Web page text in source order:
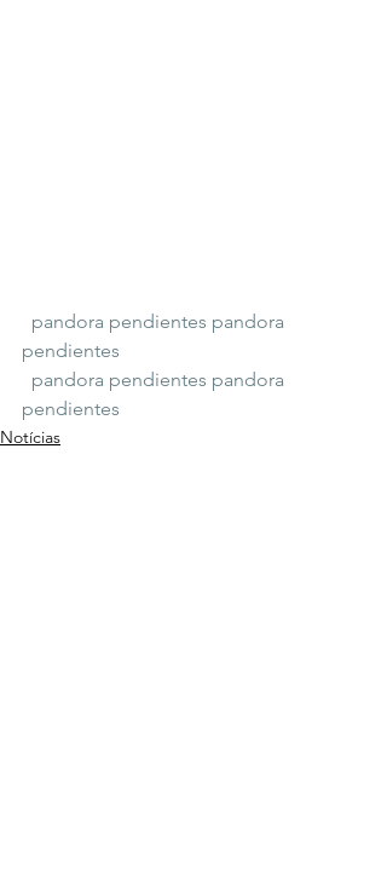
pandora pendientes pandora
pendientes
pandora pendientes pandora
pendientes
Notícias